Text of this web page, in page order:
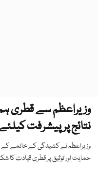
وزیراعظم سے قطری
نتائج پر پیشرفت
وزیراعظم نے کشیدگی کے خاتمے کے
حمایت اور توثیق پر قطری قیادت کا